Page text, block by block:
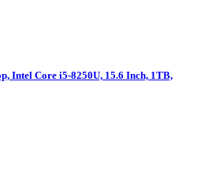
Intel Core i5-8250U, 15.6 Inch, 1TB,